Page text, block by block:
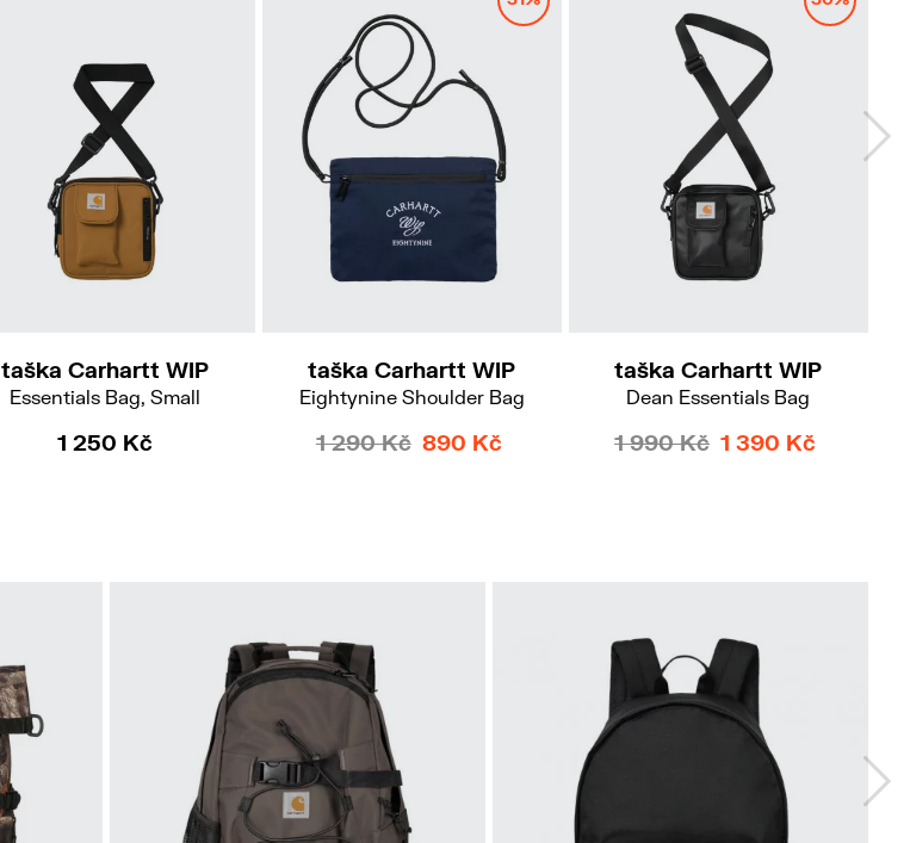
taška Carhartt WIP
Essentials Bag, Small
1 250 Kč
taška Carhartt WIP
Eightynine Shoulder Bag
1 290 Kč 890 Kč
taška Carhartt WIP
Dean Essentials Bag
1 990 Kč 1 390 Kč